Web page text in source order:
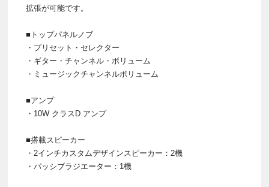
拡張が可能です。
■トップパネルノブ
・プリセット・セレクター
・ギター・チャンネル・ボリューム
・ミュージックチャンネルボリューム
■アンプ
・10W クラスD アンプ
■搭載スピーカー
・2インチカスタムデザインスピーカー：2機
・パッシブラジエーター：1機